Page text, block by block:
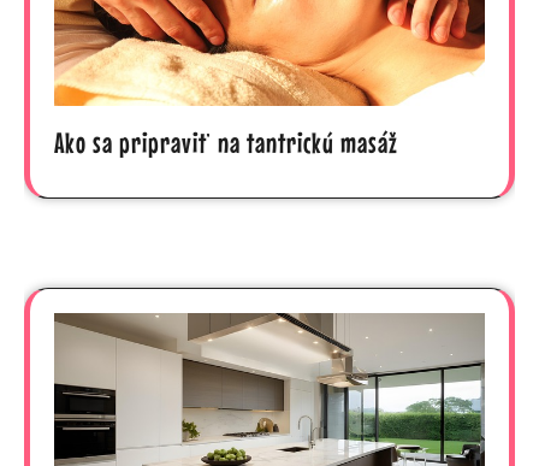
Ako sa pripraviť na tantrickú masáž